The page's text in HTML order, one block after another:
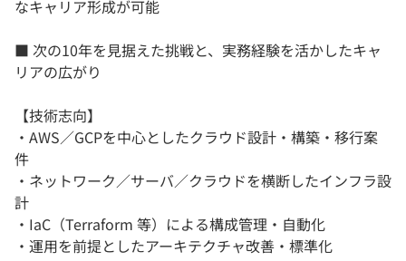
なキャリア形成が可能
■ 次の10年を見据えた挑戦と、実務経験を活かしたキャ
リアの広がり
【技術志向】
・AWS／GCPを中心としたクラウド設計・構築・移行案
件
・ネットワーク／サーバ／クラウドを横断したインフラ設
計
・IaC（Terraform 等）による構成管理・自動化
・運用を前提としたアーキテクチャ改善・標準化